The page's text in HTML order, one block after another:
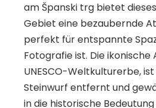
am Španski trg bietet
Gebiet eine bezaubernde
perfekt für entspannte
Fotografie ist. Die ikonische
UNESCO-Weltkulturerbe,
Steinwurf entfernt und
in die historische Bedeutung